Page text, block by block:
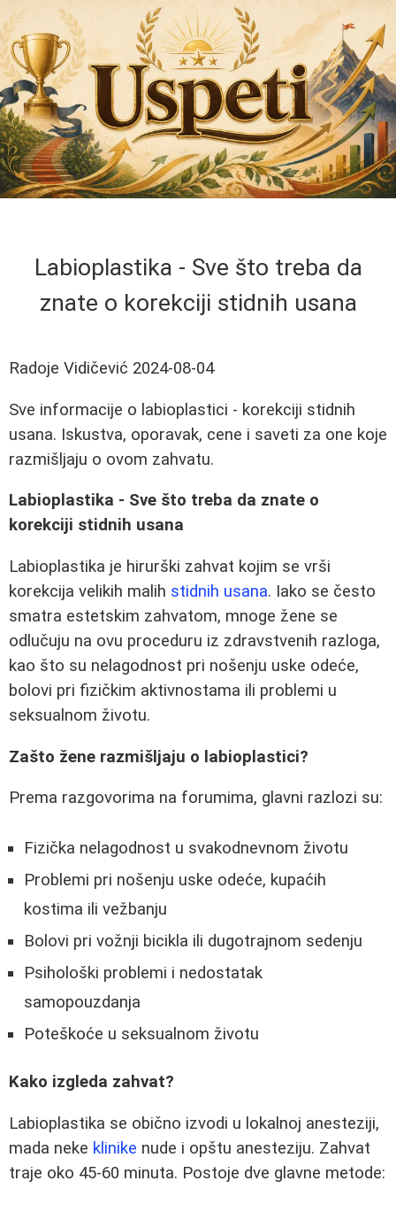
Labioplastika - Sve što treba da
znate o korekciji stidnih usana
Radoje Vidičević 2024-08-04
Sve informacije o labioplastici - korekciji stidnih
usana. Iskustva, oporavak, cene i saveti za one koje
razmišljaju o ovom zahvatu.
Labioplastika - Sve što treba da znate o
korekciji stidnih usana
Labioplastika je hirurški zahvat kojim se vrši
korekcija velikih malih stidnih usana. Iako se često
smatra estetskim zahvatom, mnoge žene se
odlučuju na ovu proceduru iz zdravstvenih razloga,
kao što su nelagodnost pri nošenju uske odeće,
bolovi pri fizičkim aktivnostama ili problemi u
seksualnom životu.
Zašto žene razmišljaju o labioplastici?
Prema razgovorima na forumima, glavni razlozi su:
Fizička nelagodnost u svakodnevnom životu
Problemi pri nošenju uske odeće, kupaćih
kostima ili vežbanju
Bolovi pri vožnji bicikla ili dugotrajnom sedenju
Psihološki problemi i nedostatak
samopouzdanja
Poteškoće u seksualnom životu
Kako izgleda zahvat?
Labioplastika se obično izvodi u lokalnoj anesteziji,
mada neke klinike nude i opštu anesteziju. Zahvat
traje oko 45-60 minuta. Postoje dve glavne metode: